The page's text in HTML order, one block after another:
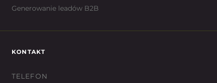
Generowanie leadów B2B
KONTAKT
TELEFON